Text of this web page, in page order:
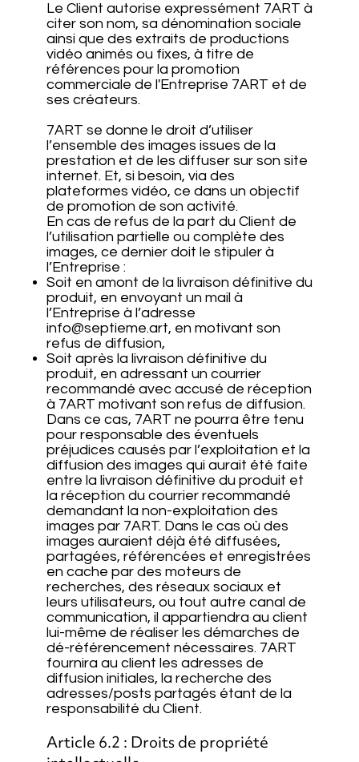
Le Client autorise expressément 7ART à
citer son nom, sa dénomination sociale
ainsi que des extraits de productions
vidéo animés ou fixes, à titre de
références pour la promotion
commerciale de l'Entreprise 7ART et de
ses créateurs.
7ART se donne le droit d’utiliser
l’ensemble des images issues de la
prestation et de les diffuser sur son site
internet. Et, si besoin, via des
plateformes vidéo, ce dans un objectif
de promotion de son activité.
En cas de refus de la part du Client de
l’utilisation partielle ou complète des
images, ce dernier doit le stipuler à
l’Entreprise :
Soit en amont de la livraison définitive du
produit, en envoyant un mail à
l’Entreprise à l’adresse
info@septieme.art, en motivant son
refus de diffusion,
Soit après la livraison définitive du
produit, en adressant un courrier
recommandé avec accusé de réception
à 7ART motivant son refus de diffusion.
Dans ce cas, 7ART ne pourra être tenu
pour responsable des éventuels
préjudices causés par l’exploitation et la
diffusion des images qui aurait été faite
entre la livraison définitive du produit et
la réception du courrier recommandé
demandant la non-exploitation des
images par 7ART. Dans le cas où des
images auraient déjà été diffusées,
partagées, référencées et enregistrées
en cache par des moteurs de
recherches, des réseaux sociaux et
leurs utilisateurs, ou tout autre canal de
communication, il appartiendra au client
lui-même de réaliser les démarches de
dé-référencement nécessaires. 7ART
fournira au client les adresses de
diffusion initiales, la recherche des
adresses/posts partagés étant de la
responsabilité du Client.
Article 6.2 : Droits de propriété